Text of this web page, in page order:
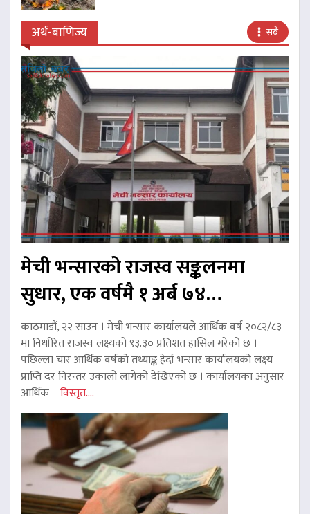
अर्थ-बाणिज्य सबै
मेची भन्सारको राजस्व सङ्कलनमा
सुधार, एक वर्षमै १ अर्ब ७४…
काठमाडौं, २२ साउन । मेची भन्सार कार्यालयले आर्थिक वर्ष २०८२/८३
मा निर्धारित राजस्व लक्ष्यको ९३.३० प्रतिशत हासिल गरेको छ ।
पछिल्ला चार आर्थिक वर्षको तथ्याङ्क हेर्दा भन्सार कार्यालयको लक्ष्य
प्राप्ति दर निरन्तर उकालो लागेको देखिएको छ । कार्यालयका अनुसार
आर्थिक विस्तृत....